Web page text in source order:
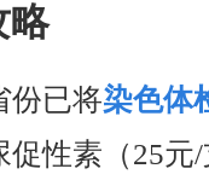
略
份已将染色体
促性素（25元